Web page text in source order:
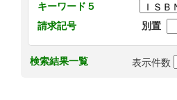
キーワード５
請求記号
別置
検索結果一覧 表示件数